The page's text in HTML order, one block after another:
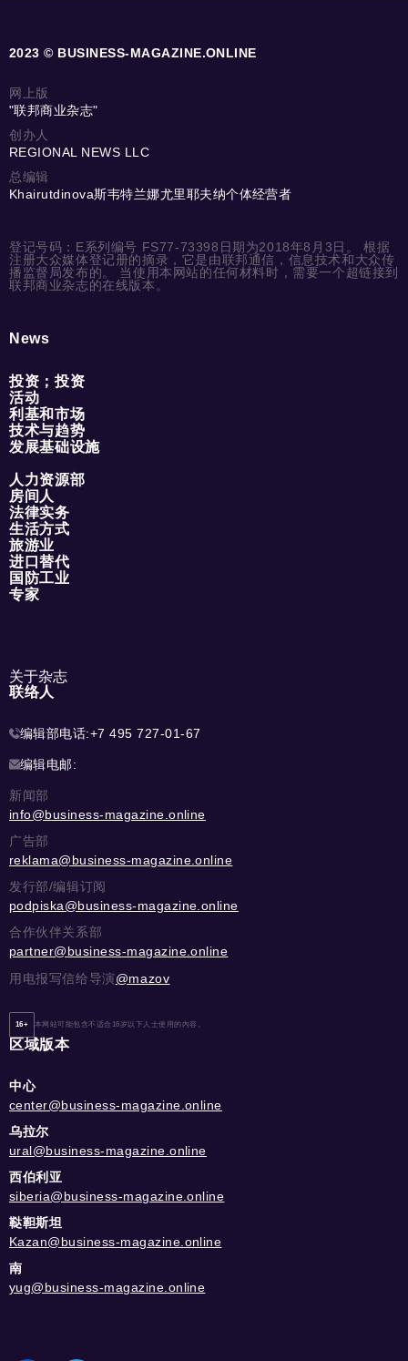
2023 © BUSINESS-MAGAZINE.ONLINE
网上版
"联邦商业杂志"
创办人
REGIONAL NEWS LLC
总编辑
Khairutdinova斯韦特兰娜尤里耶夫纳个体经营者
登记号码：E系列编号 FS77-73398日期为2018年8月3日。 根据
注册大众媒体登记册的摘录，它是由联邦通信，信息技术和大众传
播监督局发布的。 当使用本网站的任何材料时，需要一个超链接到
联邦商业杂志的在线版本。
News
投资；投资
活动
利基和市场
技术与趋势
发展基础设施
人力资源部
房间人
法律实务
生活方式
旅游业
进口替代
国防工业
专家
关于杂志
联络人
编辑部电话:+7 495 727-01-67
编辑电邮:
新闻部
info@business-magazine.online
广告部
reklama@business-magazine.online
发行部/编辑订阅
podpiska@business-magazine.online
合作伙伴关系部
partner@business-magazine.online
用电报写信给导演@mazov
16+ 本网站可能包含不适合16岁以下人士使用的内容。
区域版本
中心
center@business-magazine.online
乌拉尔
ural@business-magazine.online
西伯利亚
siberia@business-magazine.online
鞑靼斯坦
Kazan@business-magazine.online
南
yug@business-magazine.online